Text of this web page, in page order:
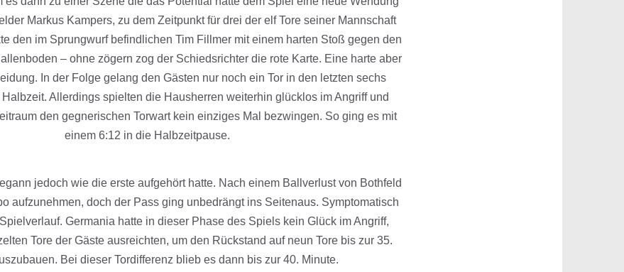
Markus Kampers, zu dem Zeitpunkt für drei der elf Tore seiner Mannschaft
den im Sprungwurf befindlichen Tim Fillmer mit einem harten Stoß gegen den
– ohne zögern zog der Schiedsrichter die rote Karte. Eine harte aber
In der Folge gelang den Gästen nur noch ein Tor in den letzten sechs
Halbzeit. Allerdings spielten die Hausherren weiterhin glücklos im Angriff und
den gegnerischen Torwart kein einziges Mal bezwingen. So ging es mit
einem 6:12 in die Halbzeitpause.
jedoch wie die erste aufgehört hatte. Nach einem Ballverlust von Bothfeld
aufzunehmen, doch der Pass ging unbedrängt ins Seitenaus. Symptomatisch
Germania hatte in dieser Phase des Spiels kein Glück im Angriff,
Tore der Gäste ausreichten, um den Rückstand auf neun Tore bis zur 35.
Bei dieser Tordifferenz blieb es dann bis zur 40. Minute.